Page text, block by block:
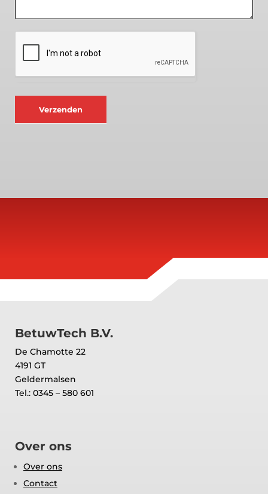
Verzenden
BetuwTech B.V.
De Chamotte 22
4191 GT
Geldermalsen
Tel.: 0345 – 580 601
Over ons
Over ons
Contact